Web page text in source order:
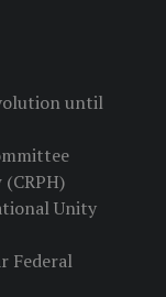
until
Unity
Federal